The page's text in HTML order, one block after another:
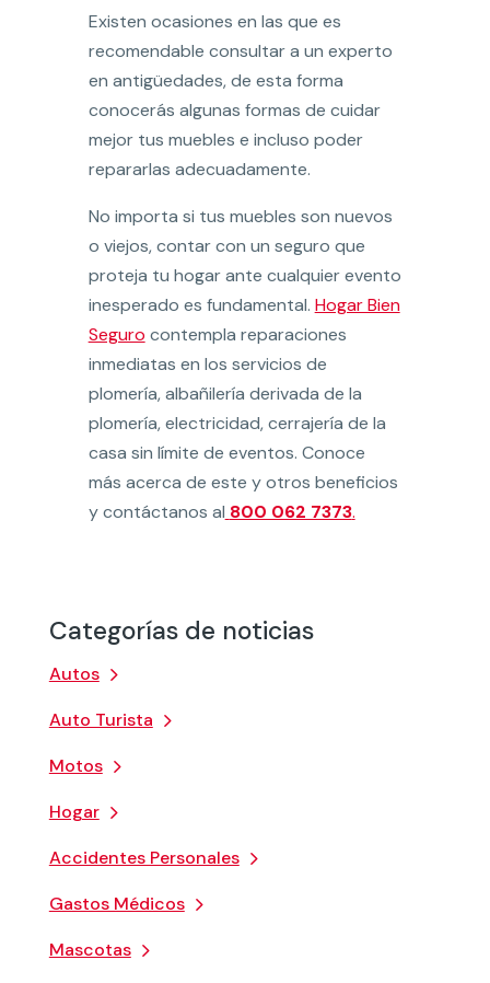
Categorías de noticias
Autos
Auto Turista
Motos
Hogar
Accidentes Personales
Gastos Médicos
Mascotas
Existen ocasiones en las que es
recomendable consultar a un experto
en antigüedades, de esta forma
conocerás algunas formas de cuidar
mejor tus muebles e incluso poder
repararlas adecuadamente.
No importa si tus muebles son nuevos
o viejos, contar con un seguro que
proteja tu hogar ante cualquier evento
inesperado es fundamental. Hogar Bien
Seguro contempla reparaciones
inmediatas en los servicios de
plomería, albañilería derivada de la
plomería, electricidad, cerrajería de la
casa sin límite de eventos. Conoce
más acerca de este y otros beneficios
y contáctanos al 800 062 7373.